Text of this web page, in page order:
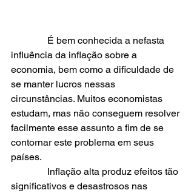
influência da inflação sobre a
economia, bem como a dificuldade de
se manter lucros nessas
circunstâncias. Muitos economistas
estudam, mas não conseguem resolver
facilmente esse assunto a fim de se
contornar este problema em seus
países.
Inflação alta produz efeitos tão
significativos e desastrosos nas